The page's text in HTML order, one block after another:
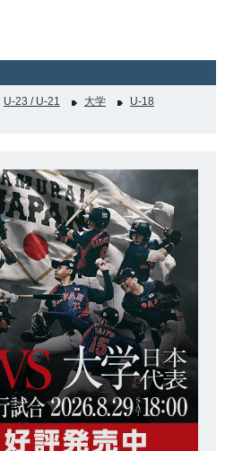
U-23 / U-21 大学
U-18